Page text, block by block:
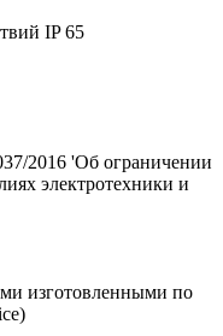
IP 65
2016 'Об ограничении
электротехники и
изготовленными по